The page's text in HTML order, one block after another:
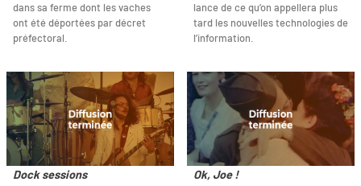
dans sa ferme dont les vaches
ont été déportées par décret
préfectoral.
lance de ce qu’on appellera plus
tard les nouvelles technologies de
l’information.
Dock sessions
Ok, Joe !